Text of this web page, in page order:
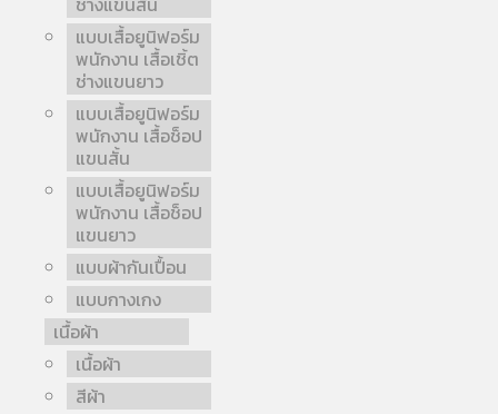
แบบเสื้อยูนิฟอร์ม
พนักงาน เสื้อเชิ้ต
ช่างแขนยาว
แบบเสื้อยูนิฟอร์ม
พนักงาน เสื้อช็อป
แขนสั้น
แบบเสื้อยูนิฟอร์ม
พนักงาน เสื้อช็อป
แขนยาว
แบบผ้ากันเปื้อน
แบบกางเกง
เนื้อผ้า
เนื้อผ้า
สีผ้า